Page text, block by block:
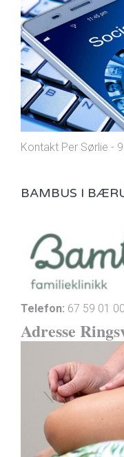
Kontakt Per Sørlie -
BAMBUS I
Telefon: 67 59 01 00
Adresse